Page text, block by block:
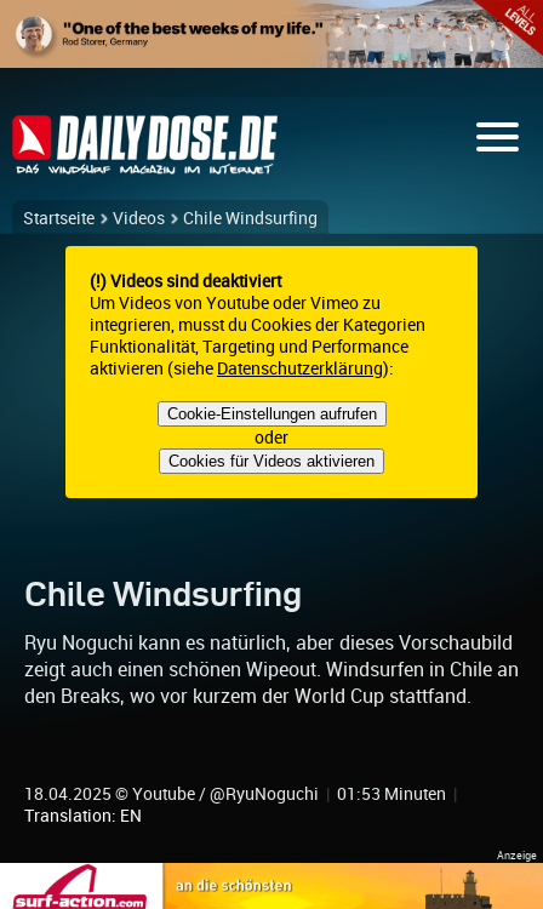
Startseite Videos Chile Windsurfing
(!) Videos sind deaktiviert
Um Videos von Youtube oder Vimeo zu
integrieren, musst du Cookies der Kategorien
Funktionalität, Targeting und Performance
aktivieren (siehe Datenschutzerklärung):
Cookie-Einstellungen aufrufen
oder
Cookies für Videos aktivieren
Chile Windsurfing
Ryu Noguchi kann es natürlich, aber dieses Vorschaubild
zeigt auch einen schönen Wipeout. Windsurfen in Chile an
den Breaks, wo vor kurzem der World Cup stattfand.
18.04.2025 © Youtube / @RyuNoguchi | 01:53 Minuten |
Translation: EN